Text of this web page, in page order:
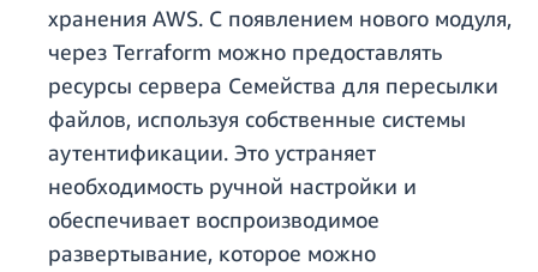
хранения AWS. С появлением нового модуля,
через Terraform можно предоставлять
ресурсы сервера Семейства для пересылки
файлов, используя собственные системы
аутентификации. Это устраняет
необходимость ручной настройки и
обеспечивает воспроизводимое
развертывание, которое можно